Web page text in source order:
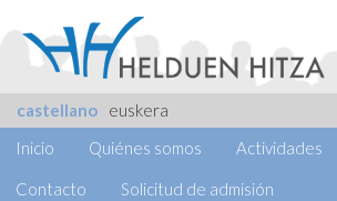
castellano
euskera
Inicio
Quiénes somos Actividades
Contacto Solicitud de admisión